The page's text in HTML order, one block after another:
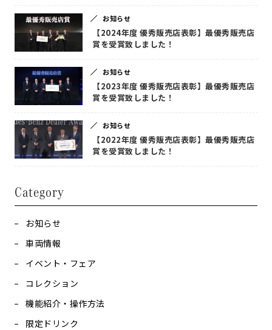
お知らせ
【2024年度 優秀販売店表彰】最優秀販売店
賞を受賞致しました！
お知らせ
【2023年度 優秀販売店表彰】最優秀販売店
賞を受賞致しました！
お知らせ
【2022年度 優秀販売店表彰】最優秀販売店
賞を受賞致しました！
Category
お知らせ
車両情報
イベント・フェア
コレクション
機能紹介・操作方法
限定ドリンク